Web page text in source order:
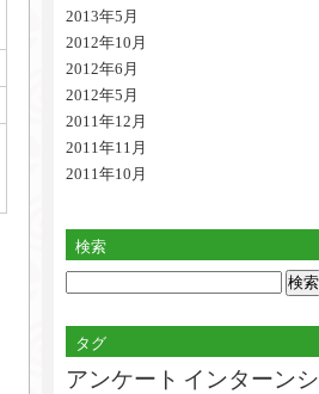
2013年5月
2012年10月
2012年6月
2012年5月
2011年12月
2011年11月
2011年10月
検索
タグ
アンケート インターンシ